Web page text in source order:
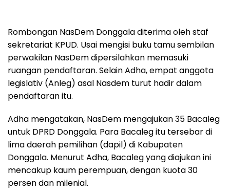
Rombongan NasDem Donggala diterima oleh staf
sekretariat KPUD. Usai mengisi buku tamu sembilan
perwakilan NasDem dipersilahkan memasuki
ruangan pendaftaran. Selain Adha, empat anggota
legislativ (Anleg) asal Nasdem turut hadir dalam
pendaftaran itu.
Adha mengatakan, NasDem mengajukan 35 Bacaleg
untuk DPRD Donggala. Para Bacaleg itu tersebar di
lima daerah pemilihan (dapil) di Kabupaten
Donggala. Menurut Adha, Bacaleg yang diajukan ini
mencakup kaum perempuan, dengan kuota 30
persen dan milenial.